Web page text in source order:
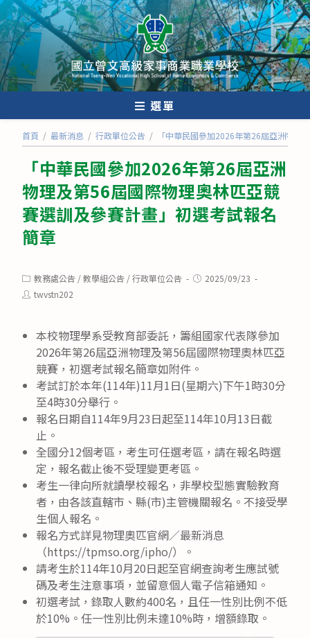
跳
轉
至
主
要
內
選單
首頁 / 最新消息 / 行政單位公告 / 「中華民國參加2026年第26屆亞洲物
「中華民國參加2026年第26屆亞洲
物理及第56屆國際物理奧林匹亞競
賽選訓及參賽計畫」初選考試報名
簡章
Post
category:
教務處公告 /教學組公告 /行政單位公告
Post2025/09/23
Posttwvstn202
本校物理學系受教育部委託，籌組國家代表隊參加
2026年第26屆亞洲物理及第56屆國際物理奧林匹亞
競賽，初選考試報名簡章如附件。
考試訂於本年(114年)11月1日(星期六)下午1時30分
至4時30分舉行。
報名日期自114年9月23日起至114年10月13日截
止。
全國分12個考區，考生可任選考區，請在報名時選
定，報名截止後不受理變更考區。
考生一律向所就讀學校報名，非學校型態實驗教育
者，由各該直轄市、縣(市)主管機關報名。不接受學
生個人報名。
報名方式詳見物理奧匹官網／最新消息
（https://tpmso.org/ipho/）。
請考生於114年10月20日起至官網查詢考生應試號
碼及考生注意事項，並留意個人電子信箱通知。
初選考試，錄取人數約400名，且任一性別比例不低
於10%。任一性別比例未達10%時，增額錄取。